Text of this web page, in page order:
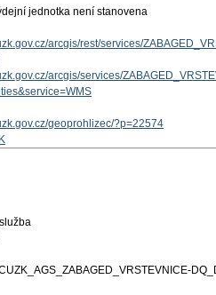
jednotka není stanovena
arcgis/rest/services/
arcgis/services/
geoprohlizec/?p=22574
služba